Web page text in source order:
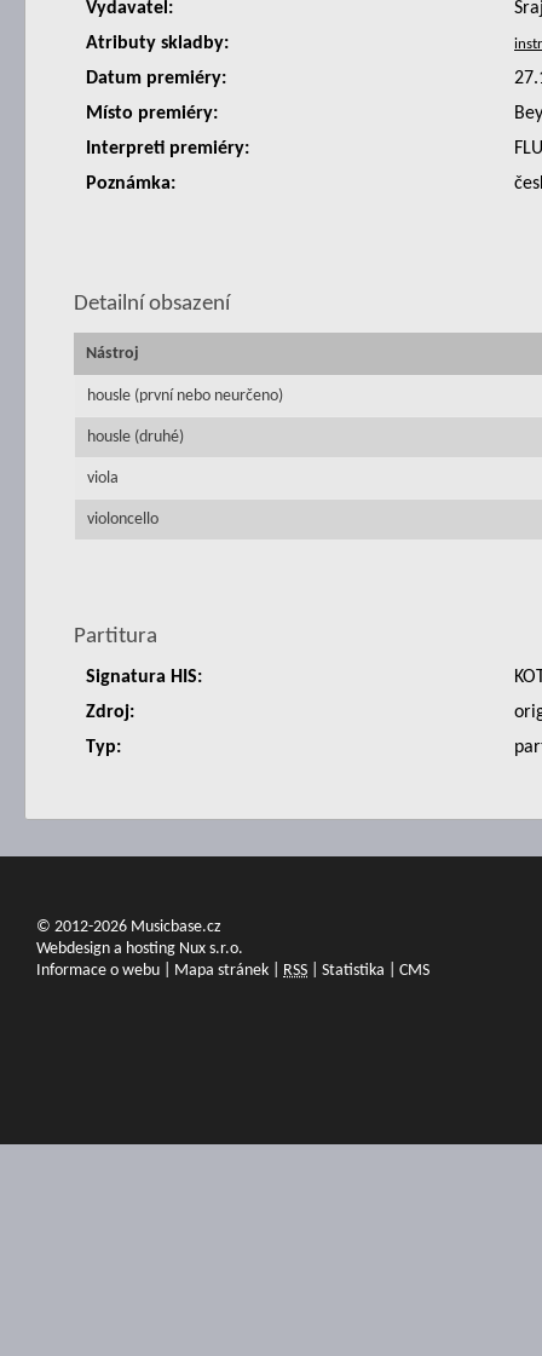
Vydavatel:
Atributy skladby:
Datum premiéry:
Místo premiéry:
Interpreti premiéry:
Poznámka:
Detailní obsazení
Nástroj
housle (první nebo neurčeno)
housle (druhé)
viola
violoncello
Partitura
Signatura HIS:
Zdroj:
Typ:
© 2012-2026 Musicbase.cz
Webdesign a hosting Nux s.r.o.
Informace o webu
Mapa stránek RSS Statistika CMS